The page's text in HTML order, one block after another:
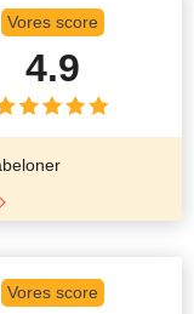
Vores score
4.9
Vores score